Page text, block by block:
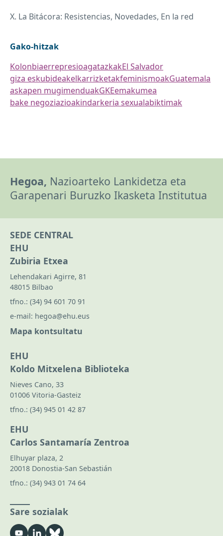
X. La Bitácora: Resistencias, Novedades, En la red
Gako-hitzak
KolonbiaerrepresioagatazkakEl Salvador
giza eskubideakelkarrizketakfeminismoakGuatemala
askapen mugimenduakGKEemakumea
bake negoziazioakindarkeria sexualabiktimak
Hegoa, Nazioarteko Lankidetza eta
Garapenari Buruzko Ikasketa Institutua
SEDE CENTRAL
EHU
Zubiria Etxea
Lehendakari Agirre, 81
48015 Bilbao
tfno.: (34) 94 601 70 91
e-mail: hegoa@ehu.eus
Mapa kontsultatu
EHU
Koldo Mitxelena Biblioteka
Nieves Cano, 33
01006 Vitoria-Gasteiz
tfno.: (34) 945 01 42 87
EHU
Carlos Santamaría Zentroa
Elhuyar plaza, 2
20018 Donostia-San Sebastián
tfno.: (34) 943 01 74 64
Sare sozialak